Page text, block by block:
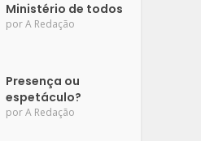
Ministério de todos
porA Redação
Presença ou
espetáculo?
porA Redação